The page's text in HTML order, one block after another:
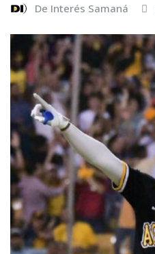
De Interés Samaná